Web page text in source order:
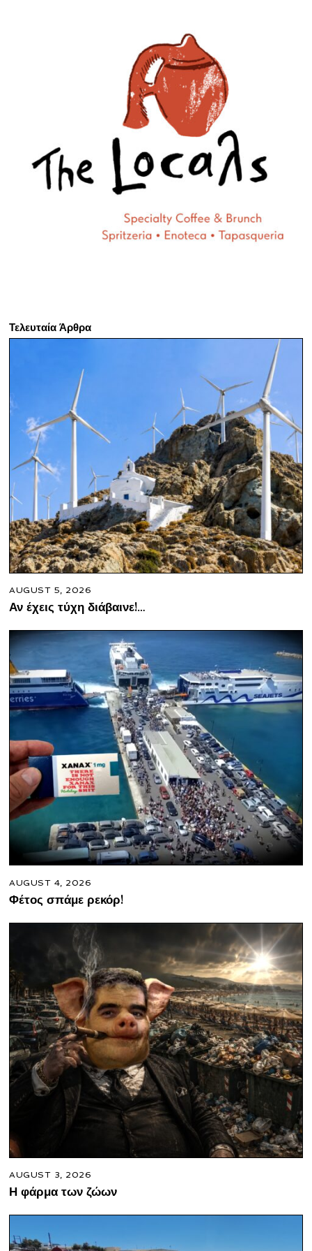
Τελευταία Άρθρα
AUGUST 5, 2026
Αν έχεις τύχη διάβαινε!…
AUGUST 4, 2026
Φέτος σπάμε ρεκόρ!
AUGUST 3, 2026
Η φάρμα των ζώων